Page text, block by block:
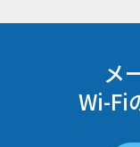
メ
Wi-Fi